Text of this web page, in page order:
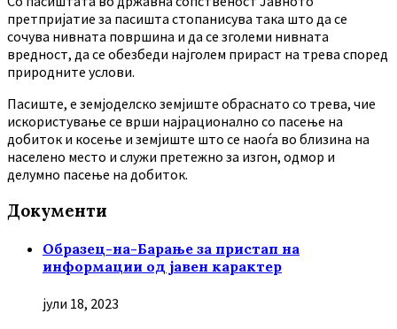
претпријатие за пасишта стопанисува така што да се
сочува нивната површина и да се зголеми нивната
вредност, да се обезбеди најголем прираст на трева според
природните услови.
Пасиште, е земјоделско земјиште обраснато со трева, чие
искористување се врши најрационално со пасење на
добиток и косење и земјиште што се наоѓа во близина на
населено место и служи претежно за изгон, одмор и
делумно пасење на добиток.
Документи
Образец-на-Барање за пристап на
информации од јавен карактер
јули 18, 2023